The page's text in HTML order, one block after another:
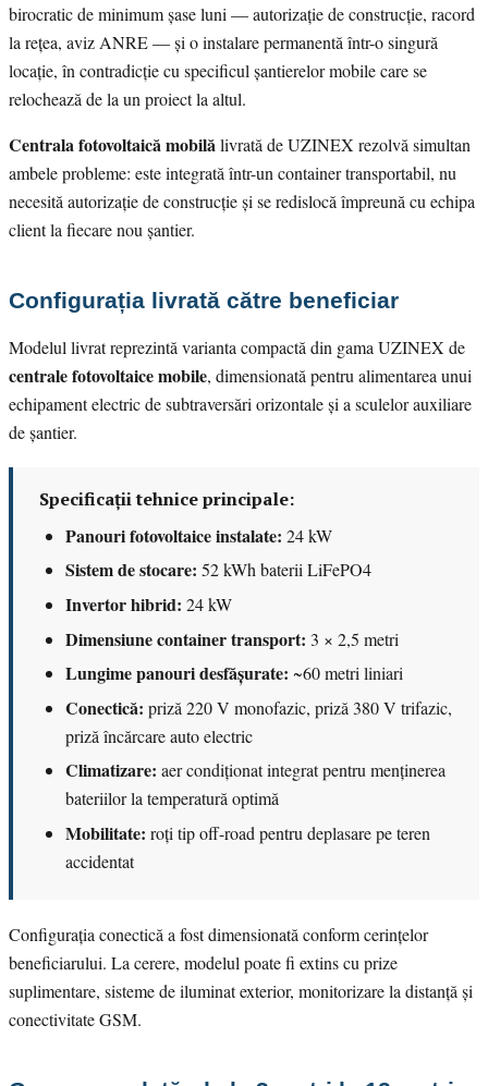
birocratic de minimum șase luni — autorizație de construcție, racord
la rețea, aviz ANRE — și o instalare permanentă într-o singură
locație, în contradicție cu specificul șantierelor mobile care se
relochează de la un proiect la altul.
Centrala fotovoltaică mobilă livrată de UZINEX rezolvă simultan
ambele probleme: este integrată într-un container transportabil, nu
necesită autorizație de construcție și se redislocă împreună cu echipa
client la fiecare nou șantier.
Configurația livrată către beneficiar
Modelul livrat reprezintă varianta compactă din gama UZINEX de
centrale fotovoltaice mobile, dimensionată pentru alimentarea unui
echipament electric de subtraversări orizontale și a sculelor auxiliare
de șantier.
Specificații tehnice principale:
Panouri fotovoltaice instalate: 24 kW
Sistem de stocare: 52 kWh baterii LiFePO4
Invertor hibrid: 24 kW
Dimensiune container transport: 3 × 2,5 metri
Lungime panouri desfășurate: ~60 metri liniari
Conectică: priză 220 V monofazic, priză 380 V trifazic,
priză încărcare auto electric
Climatizare: aer condiționat integrat pentru menținerea
bateriilor la temperatură optimă
Mobilitate: roți tip off-road pentru deplasare pe teren
accidentat
Configurația conectică a fost dimensionată conform cerințelor
beneficiarului. La cerere, modelul poate fi extins cu prize
suplimentare, sisteme de iluminat exterior, monitorizare la distanță și
conectivitate GSM.